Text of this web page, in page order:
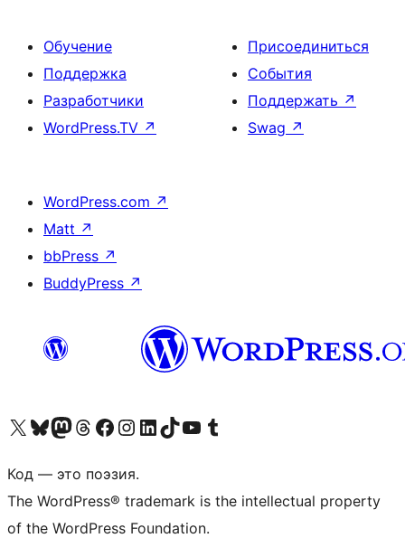
Обучение
Поддержка
Разработчики
WordPress.TV ↗
Присоединиться
События
Поддержать ↗
Swag ↗
WordPress.com ↗
Matt ↗
bbPress ↗
BuddyPress ↗
Посетите нас в X (ранее Twitter)
Посетите нашу учётную запись в Bluesky
Посетите нашу ленту в Mastodon
Посетите нашу учётную запись в Threads
Посетите нашу страницу на Facebook
Посетите наш Instagram
Посетите нашу страницу в LinkedIn
Посетите нашу учётную запись в TikTok
Посетите наш канал YouTube
Посетите нашу учётную запись в Tumblr
Код — это поэзия.
The WordPress® trademark is the intellectual property
of the WordPress Foundation.